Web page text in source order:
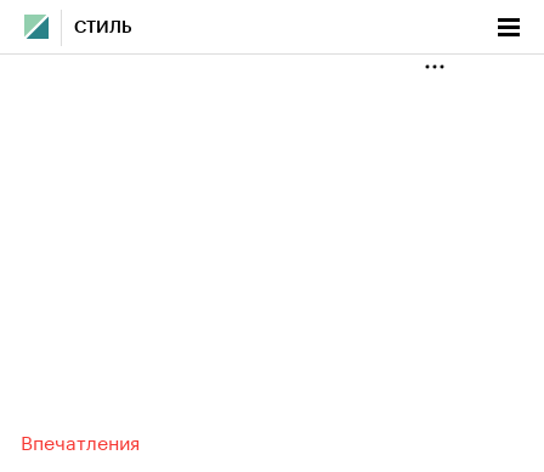
СТИЛЬ
Впечатления